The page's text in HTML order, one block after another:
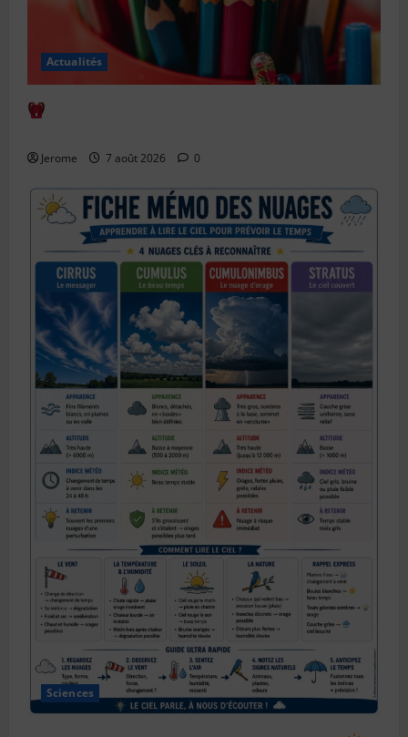
Actualités
Jerome 7 août 2026 0
Sciences